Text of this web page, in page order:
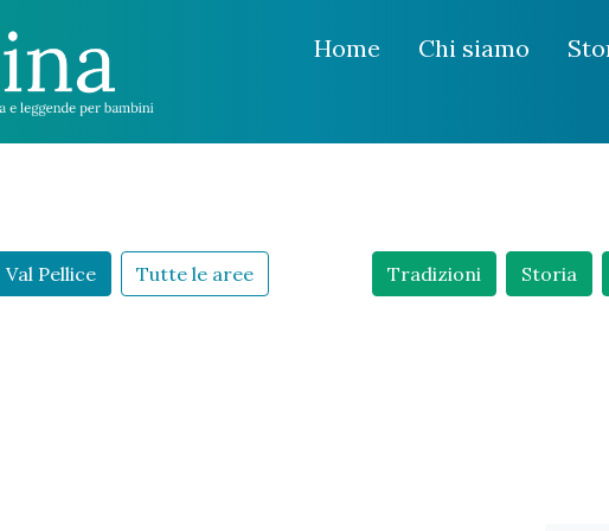
Home Chi siamo
Val Pellice Tutte le aree Tradizioni Storia